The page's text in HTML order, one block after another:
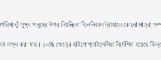
সুস্থ মানুষের উপর নিয়ন্ত্রিত ক্লিনিকাল ট্রায়ালে কোনো মাত্রা
লক্ষ্য করা যায়। ১০% ক্ষেত্রে হাইপোগ্লাইসেমিয়া নির্দেশিত